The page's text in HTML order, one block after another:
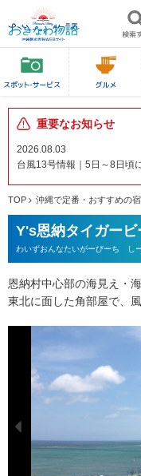
重要なお知らせ
2026.08.03
台風13号情報｜5日～8日頃
TOP 沖縄で定番・おすすめの
Y's恩納タイガー
わいずおんなたいがーびーち し
恩納村中心部の海見え・
東北に面した角部屋で、